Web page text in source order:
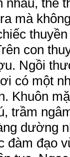
nhau, thế
mà
thuyền
con
Ngồi
có một
Khuôn
trầm
dường
đàm đạo